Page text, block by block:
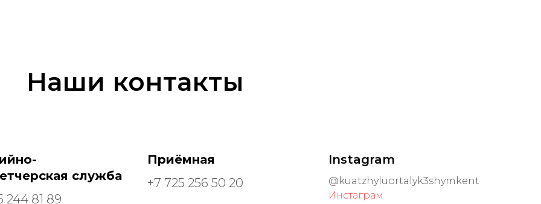
Наши контакты
служба
244 81 89
Приёмная
+7 725 256 50 20
Instagram
@kuatzhyluortalyk3shymkent
Инстаграм